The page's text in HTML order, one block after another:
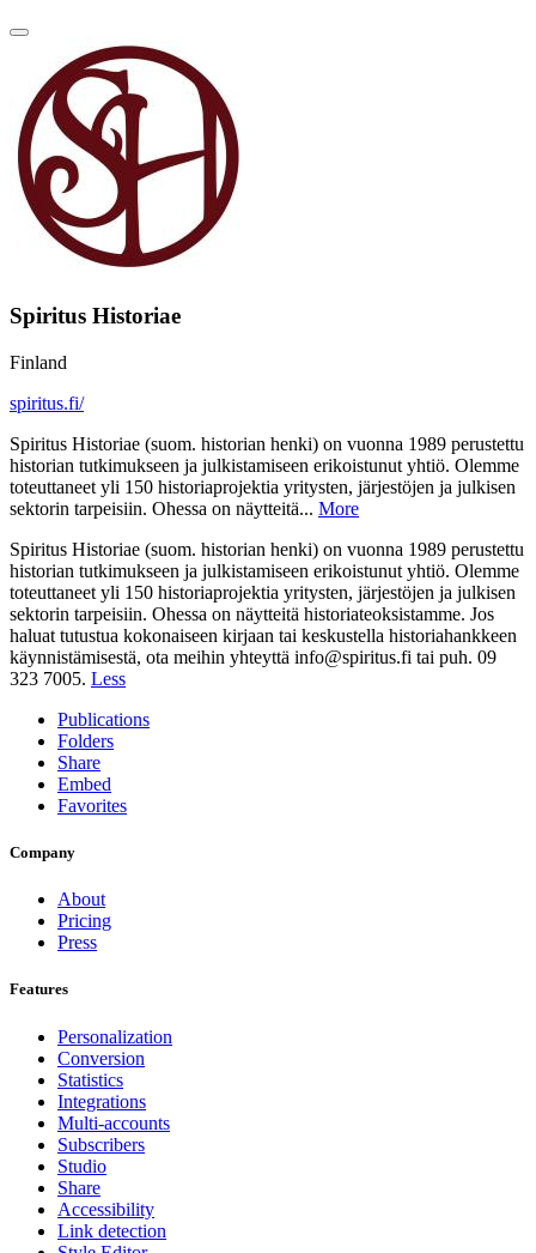
Spiritus Historiae
Finland
spiritus.fi/
Spiritus Historiae (suom. historian henki) on vuonna 1989 perustettu
historian tutkimukseen ja julkistamiseen erikoistunut yhtiö. Olemme
toteuttaneet yli 150 historiaprojektia yritysten, järjestöjen ja julkisen
sektorin tarpeisiin. Ohessa on näytteitä... More
Spiritus Historiae (suom. historian henki) on vuonna 1989 perustettu
historian tutkimukseen ja julkistamiseen erikoistunut yhtiö. Olemme
toteuttaneet yli 150 historiaprojektia yritysten, järjestöjen ja julkisen
sektorin tarpeisiin. Ohessa on näytteitä historiateoksistamme. Jos
haluat tutustua kokonaiseen kirjaan tai keskustella historiahankkeen
käynnistämisestä, ota meihin yhteyttä info@spiritus.fi tai puh. 09
323 7005. Less
Publications
Folders
Share
Embed
Favorites
Company
About
Pricing
Press
Features
Personalization
Conversion
Statistics
Integrations
Multi-accounts
Subscribers
Studio
Share
Accessibility
Link detection